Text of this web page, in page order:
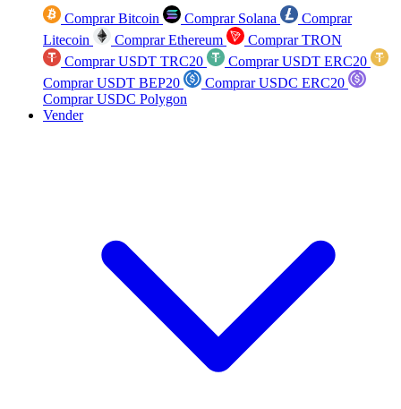
Comprar Bitcoin Comprar Solana
Comprar
Litecoin
Comprar Ethereum
Comprar TRON
Comprar USDT TRC20
Comprar USDT ERC20
Comprar USDT BEP20
Comprar USDC ERC20
Comprar USDC Polygon
Vender